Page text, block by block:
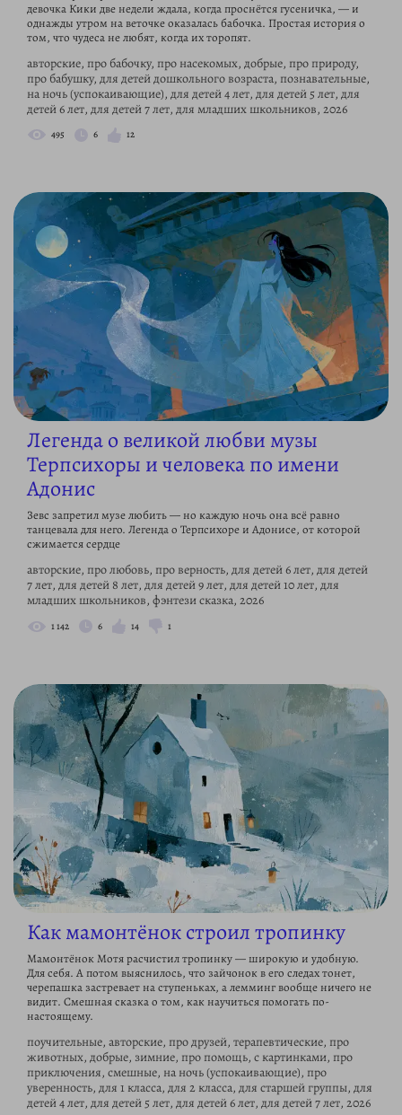
девочка Кики две недели ждала, когда проснётся гусеничка, — и
однажды утром на веточке оказалась бабочка. Простая история о
том, что чудеса не любят, когда их торопят.
авторские, про бабочку, про насекомых, добрые, про природу,
про бабушку, для детей дошкольного возраста, познавательные,
на ночь (успокаивающие), для детей 4 лет, для детей 5 лет, для
детей 6 лет, для детей 7 лет, для младших школьников, 2026
495 6 12
Легенда о великой любви музы
Терпсихоры и человека по имени
Адонис
Зевс запретил музе любить — но каждую ночь она всё равно
танцевала для него. Легенда о Терпсихоре и Адонисе, от которой
сжимается сердце
авторские, про любовь, про верность, для детей 6 лет, для детей
7 лет, для детей 8 лет, для детей 9 лет, для детей 10 лет, для
младших школьников, фэнтези сказка, 2026
1 142 6 14 1
Как мамонтёнок строил тропинку
Мамонтёнок Мотя расчистил тропинку — широкую и удобную.
Для себя. А потом выяснилось, что зайчонок в его следах тонет,
черепашка застревает на ступеньках, а лемминг вообще ничего не
видит. Смешная сказка о том, как научиться помогать по-
настоящему.
поучительные, авторские, про друзей, терапевтические, про
животных, добрые, зимние, про помощь, с картинками, про
приключения, смешные, на ночь (успокаивающие), про
уверенность, для 1 класса, для 2 класса, для старшей группы, для
детей 4 лет, для детей 5 лет, для детей 6 лет, для детей 7 лет, 2026